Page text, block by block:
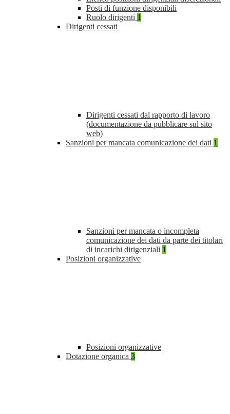
Posti di funzione disponibili
Ruolo dirigenti 1
Dirigenti cessati
Dirigenti cessati dal rapporto di lavoro
(documentazione da pubblicare sul sito
web)
Sanzioni per mancata comunicazione dei dati 1
Sanzioni per mancata o incompleta
comunicazione dei dati da parte dei titolari
di incarichi dirigenziali 1
Posizioni organizzative
Posizioni organizzative
Dotazione organica 3